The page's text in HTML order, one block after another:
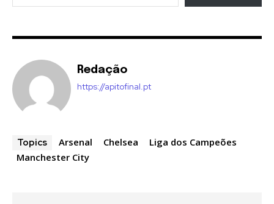
Redação
https://apitofinal.pt
Topics Arsenal Chelsea
Liga dos Campeões
Manchester City